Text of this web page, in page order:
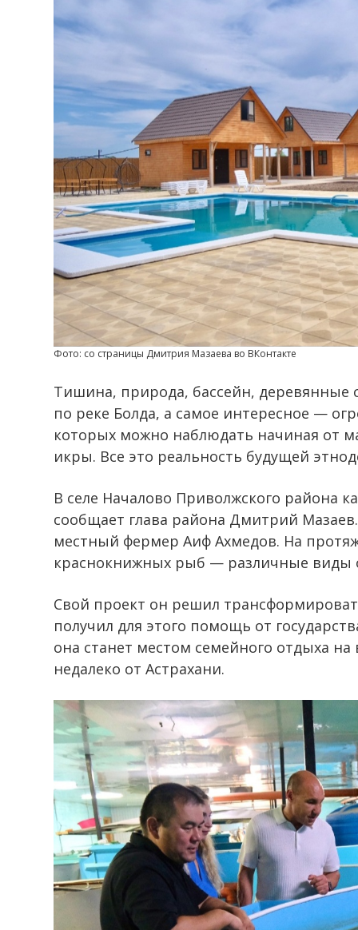
Фото: со страницы Дмитрия Мазаева во ВКонтакте
Тишина, природа, бассейн,
по реке Болда, а самое интересное —
которых можно наблюдать начиная от
икры. Все это реальность будущей
В селе Началово Приволжского района
сообщает глава района Дмитрий
местный фермер Аиф Ахмедов. На
краснокнижных рыб — различные виды
Свой проект он решил
получил для этого помощь от
она станет местом семейного отдыха
недалеко от Астрахани.